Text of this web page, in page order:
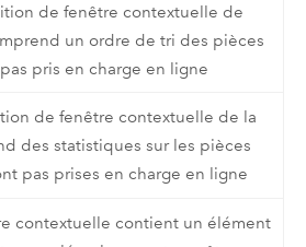
de fenêtre contextuelle de
un ordre de tri des pièces
pris en charge en ligne
de fenêtre contextuelle de la
des statistiques sur les pièces
pas prises en charge en ligne
contextuelle contient un élément